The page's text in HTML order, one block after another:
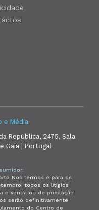
e Média
República, 2475, Sala
Gaia | Portugal
Nos termos e para os
todos os litígios
e venda ou de prestação
serão definitivamente
do Centro de